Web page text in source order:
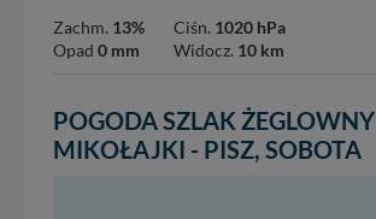
Zachm. 13%
Opad 0 mm
Ciśn. 1020 hPa
Widocz. 10 km
POGODA SZLAK ŻEGLOWNY
MIKOŁAJKI - PISZ, SOBOTA